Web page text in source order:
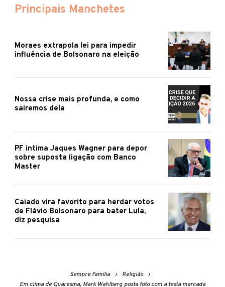
Principais Manchetes
Moraes extrapola lei para impedir
influência de Bolsonaro na eleição
Nossa crise mais profunda, e como
sairemos dela
PF intima Jaques Wagner para depor
sobre suposta ligação com Banco
Master
Caiado vira favorito para herdar votos
de Flávio Bolsonaro para bater Lula,
diz pesquisa
Sempre Família
Religião
Em clima de Quaresma, Mark Wahlberg posta foto com a testa marcada